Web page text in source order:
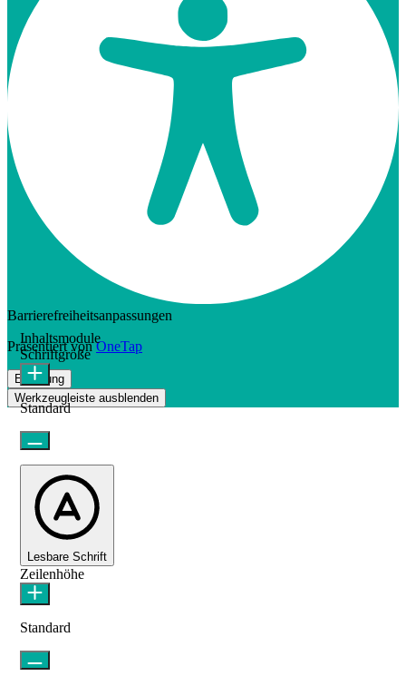
Barrierefreiheitsanpassungen
Präsentiert vonOneTap
Erklärung
Werkzeugleiste ausblenden
Inhaltsmodule
Schriftgröße
Standard
Lesbare Schrift
Zeilenhöhe
Standard